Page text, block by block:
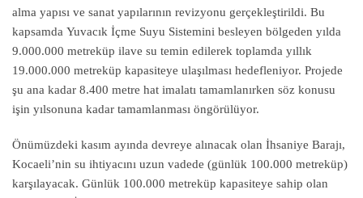
alma yapısı ve sanat yapılarının revizyonu gerçekleştirildi. Bu
kapsamda Yuvacık İçme Suyu Sistemini besleyen bölgeden yılda
9.000.000 metreküp ilave su temin edilerek toplamda yıllık
19.000.000 metreküp kapasiteye ulaşılması hedefleniyor. Projede
şu ana kadar 8.400 metre hat imalatı tamamlanırken söz konusu
işin yılsonuna kadar tamamlanması öngörülüyor.
Önümüzdeki kasım ayında devreye alınacak olan İhsaniye Barajı,
Kocaeli’nin su ihtiyacını uzun vadede (günlük 100.000 metreküp)
karşılayacak. Günlük 100.000 metreküp kapasiteye sahip olan